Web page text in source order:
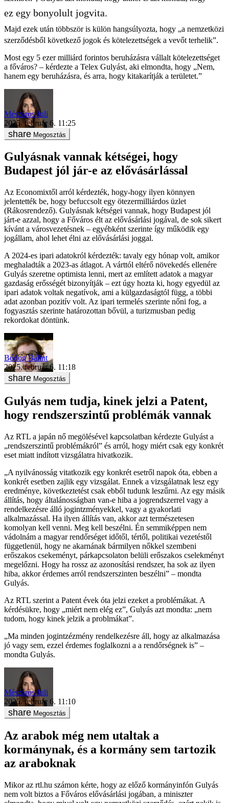
ez egy bonyolult jogvita.
Majd ezek után többször is külön hangsúlyozta, hogy „a nemzetközi
szerződésből következő jogok és kötelezettségek a vevőt terhelik”.
Most egy 5 ezer milliárd forintos beruházásra vállalt kötelezettséget
a főváros? – kérdezte a Telex Gulyást, aki elmondta, hogy „Nem,
hanem egy beruházásra, és arra, hogy kitakarítják a területet.”
Mészáros Juli
2025. február 6. 11:25
Megosztás
Gulyásnak vannak kétségei, hogy
Budapest jól jár-e az elővásárlással
Az Economixtől arról kérdezték, hogy-hogy ilyen könnyen
jelentették be, hogy befuccsolt egy ötezermilliárdos üzlet
(Rákosrendező). Gulyásnak kétségei vannak, hogy Budapest jól
járt-e azzal, hogy a Főváros élt az elővásárlási jogával, de sok sikert
kívánt a városvezetésnek – egyébként szerinte így működik egy
jogállam, ahol lehet élni az elővásárlási joggal.
A 2024-es ipari adatokról kérdezték: tavaly egy hónap volt, amikor
meghaladták a 2023-as átlagot. A várttól eltérő növekedés ellenére
Gulyás szeretne optimista lenni, mert az említett adatok a magyar
gazdaság erősségét bizonyítják – ezt úgy hozta ki, hogy egyedül az
ipari adatok voltak negatívok, ami a külgazdaságtól függ, a többi
adat azonban pozitív volt. Az ipari termelés szerinte nőni fog, a
fogyasztás szerinte határozottan bővül, a turizmusban pedig
rekordokat döntünk.
Bódog Bálint
2025. február 6. 11:18
Megosztás
Gulyás nem tudja, kinek jelzi a Patent,
hogy rendszerszintű problémák vannak
Az RTL a japán nő megölésével kapcsolatban kérdezte Gulyást a
„rendszerszintű problémákról” és arról, hogy miért csak egy konkrét
eset miatt indított vizsgálatra hivatkozik.
„A nyilvánosság vitatkozik egy konkrét esetről napok óta, ebben a
konkrét esetben zajlik egy vizsgálat. Ennek a vizsgálatnak lesz egy
eredménye, következtetést csak ebből tudunk leszűrni. Az egy másik
állítás, hogy általánosságban van-e hiba a jogrendszerrel vagy a
rendelkezésre álló jogintzményekkel, vagy a gyakorlati
alkalmazással. Ha ilyen állítás van, akkor azt természetesen
komolyan kell venni. Meg kell beszélni. Én semmiképpen nem
vádolnám a magyar rendőrséget időtől, tértől, politikai vezetéstől
függetlenül, hogy ne akarnának bármilyen nőkkel szembeni
erőszakos csekeményt, párkapcsolaton belüli erőszakos cselekményt
megelőzni. Hogy ha rossz az azonosítási rendszer, ha sok az ilyen
hiba, akkor érdemes arról rendszerszinten beszélni” – mondta
Gulyás.
Az RTL szerint a Patent évek óta jelzi ezeket a problémákat. A
kérdésükre, hogy „miért nem elég ez”, Gulyás azt mondta: „nem
tudom, hogy kinek jelzik a problmákat”.
„Ma minden jogintzézmény rendelkezésre áll, hogy az alkalmazása
jó vagy sem, ezzel érdemes foglalkozni a a rendőrségnek is” –
mondta Gulyás.
Mészáros Juli
2025. február 6. 11:10
Megosztás
Az arabok még nem utaltak a
kormánynak, és a kormány sem tartozik
az araboknak
Mikor az rtl.hu számon kérte, hogy az előző kormányinfón Gulyás
nem volt biztos a Főváros elővásárlási jogában, a miniszter